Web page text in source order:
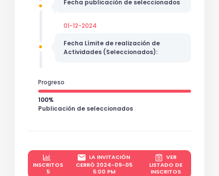
Fecha publicación de seleccionados
01-12-2024
Fecha Límite de realización de
Actividades (Seleccionados):
Progreso
100%
Publicación de seleccionados
INSCRITOS
5
LA INVITACIÓN
CERRÓ 2024-09-05
5:00 PM
VER
LISTADO DE
INSCRITOS